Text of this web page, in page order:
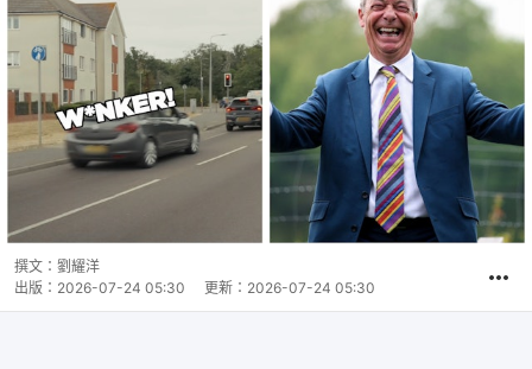
撰文： 劉耀洋
出版： 2026-07-24 05:30 更新： 2026-07-24 05:30